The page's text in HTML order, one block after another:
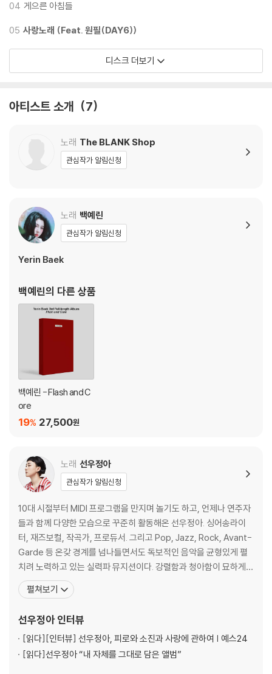
2. 물러설 곳 없는 사람 (Feat. 10CM)
Composed by 윤석철
Arranged by 윤석철
Drums 최병준
Guitar 김동민
3. 사랑 없이 어떻게 살아 (Feat. 하헌진)
A씨는 이 세계가 냉소와 이기심으로 가득차 있는 것을 진심으로 걱정하고
있습니다. 이 세계에는 그 어느 때보다 진실한 사랑이 꼭 필요하다고 말합
니다. A씨가 하는 말이 틀린 말은 아닙니다.
Lyrics by 윤석철 하헌진
Composed by 윤석철
Arranged by 윤석철
Programming 윤석철
Ambience 김지엽
BGVs 하헌진 윤석철
Composed by 윤석철
Arranged by 윤석철
Piano, Synthesizer 윤석철
Drums 김영진
Bass 정상이
Guitar 한운기
Whistle 윤석철
5. 사랑노래 (Feat. 원필(DAY6))
Lyrics by 윤석철
Composed by 윤석철
04 게으른 아침들
05 사랑노래 (Feat. 원필(DAY6))
디스크 더보기
아티스트 소개 7
노래 The BLANK Shop
관심작가 알림신청
노래 백예린
관심작가 알림신청
Yerin Baek
백예린의 다른 상품
백예린 - Flash and C
ore
27,500원
19%
노래 선우정아
관심작가 알림신청
10대 시절부터 MIDI 프로그램을 만지며 놀기도 하고, 언제나 연주자
들과 함께 다양한 모습으로 꾸준히 활동해온 선우정아. 싱어송라이
터, 재즈보컬, 작곡가, 프로듀서. 그리고 Pop, Jazz, Rock, Avant-
Garde 등 온갖 경계를 넘나들면서도 독보적인 음악을 균형있게 펼
치려 노력하고 있는 실력파 뮤지션이다. 강렬함과 청아함이 묘하게
섞인 음색, 독특한 스타일의 scat singing, 삶이 재밌게 녹아든 이야
기들, 음악의 전달을 가중시키는 자유로운 움직임은 그녀를 한 번 봐
로 만들어버리는 음악의 연금
펼쳐보기
선우정아인터뷰
[읽다][인터뷰] 선우정아, 피로와 소진과 사랑에 관하여 | 예스24
[읽다]선우정아 “내 자체를 그대로 담은 앨범”